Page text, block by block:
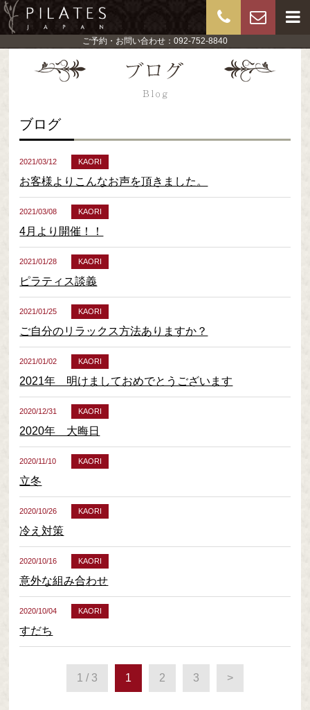
ご予約・お問い合わせ：092-752-8840
ブログ
2021/03/12 KAORI
お客様よりこんなお声を頂きました。
2021/03/08 KAORI
4月より開催！！
2021/01/28 KAORI
ピラティス談義
2021/01/25 KAORI
ご自分のリラックス方法ありますか？
2021/01/02 KAORI
2021年 明けましておめでとうございます
2020/12/31 KAORI
2020年 大晦日
2020/11/10 KAORI
立冬
2020/10/26 KAORI
冷え対策
2020/10/16 KAORI
意外な組み合わせ
2020/10/04 KAORI
すだち
1 / 3 1 2 3 >